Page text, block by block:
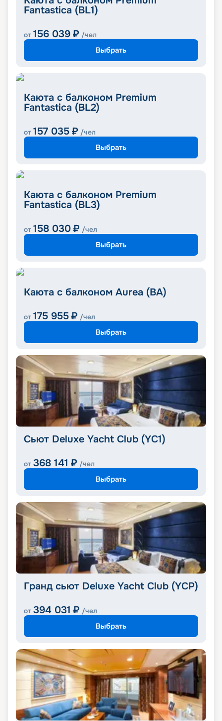
Fantastica (BL1)
от 156 039 ₽ /чел
Выбрать
Каюта с балконом Premium
Fantastica (BL2)
от 157 035 ₽ /чел
Выбрать
Каюта с балконом Premium
Fantastica (BL3)
от 158 030 ₽ /чел
Выбрать
Каюта с балконом Aurea (BA)
от 175 955 ₽ /чел
Выбрать
Сьют Deluxe Yacht Club (YC1)
от 368 141 ₽ /чел
Выбрать
Гранд сьют Deluxe Yacht Club (YCP)
от 394 031 ₽ /чел
Выбрать